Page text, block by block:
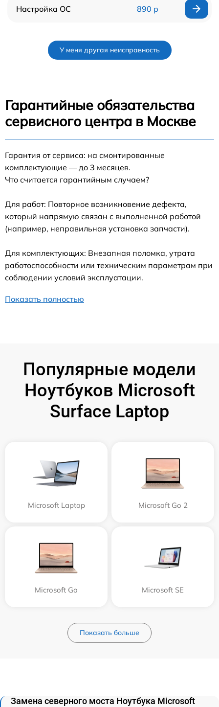
Настройка ОС 890 р
У меня другая неисправность
Гарантийные обязательства
сервисного центра в Москве
Гарантия от сервиса: на смонтированные
комплектующие — до 3 месяцев.
Что считается гарантийным случаем?
Для работ: Повторное возникновение дефекта,
который напрямую связан с выполненной работой
(например, неправильная установка запчасти).
Для комплектующих: Внезапная поломка, утрата
работоспособности или техническим параметрам при
соблюдении условий эксплуатации.
Показать полностью
Популярные модели
Ноутбуков Microsoft
Surface Laptop
Microsoft Laptop Microsoft Go 2
Microsoft Go Microsoft SE
Показать больше
Замена северного моста Ноутбука Microsoft